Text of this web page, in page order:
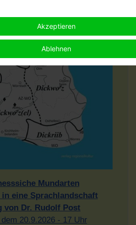
Mundarten
eine Sprachlandschaft
von Dr. Rudolf Post
20.9.2026 - 17 Uhr
Akzeptieren
Ablehnen